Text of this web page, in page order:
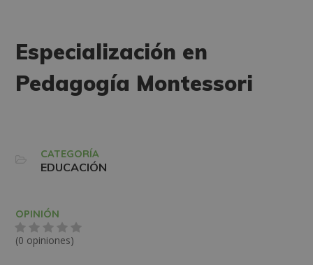
Especialización en
Pedagogía Montessori
CATEGORÍA
EDUCACIÓN
OPINIÓN
(0 opiniones)